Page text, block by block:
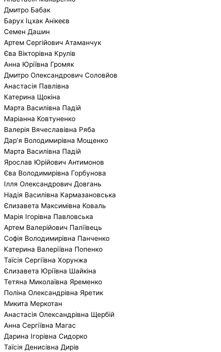
Дмитро Бабак
Барух Іцхак Анікеєв
Семен Дашин
Артем Сергійович Атаманчук
Єва Вікторівна Крулів
Анна Юріївна Громяк
Дмитро Олександрович Соловйов
Анастасія Павлівна
Катерина Щокіна
Марта Василівна Падій
Маріанна Ковтуненко
Валерія Вячеславівна Ряба
Дар’я Володимирівна Мощенко
Марта Василівна Падій
Ярослав Юрійович Антимонов
Єва Володимирівна Горбунова
Ілля Олександрович Довгань
Надія Василівна Кармазановська
Єлизавета Максимівна Коваль
Марія Ігорівна Павловська
Артем Валерійович Паліївець
Софія Володимирівна Панченко
Катерина Валеріївна Попенко
Таїсія Сергіївна Хорунжа
Єлизавета Юріївна Шайкіна
Тетяна Миколаївна Яременко
Поліна Олександрівна Яретик
Микита Меркотан
Анастасія Олександрівна Щербій
Анна Сергіївна Магас
Дарина Ігорівна Сидорко
Таїсія Денисівна Дирів